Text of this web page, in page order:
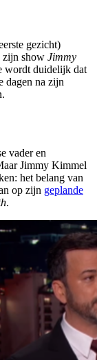
gezicht)
zijn show Jimmy
wordt duidelijk dat
dagen na zijn
vader en
Jimmy Kimmel
het belang van
op zijn geplande
.